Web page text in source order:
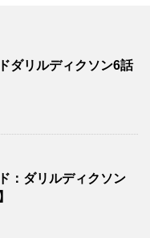
ダリルディクソン6話
：ダリルディクソン